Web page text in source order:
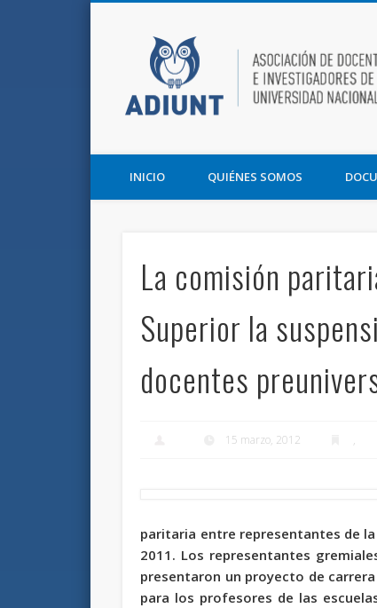
Asociación de Docentes e Investigadores de la UNT
INICIO QUIÉNES SOMOS
La comisión
Superior la
docentes
15 marzo, 2012 ,
paritaria entre representantes de la
2011. Los representantes
presentaron un proyecto de
para los profesores de las